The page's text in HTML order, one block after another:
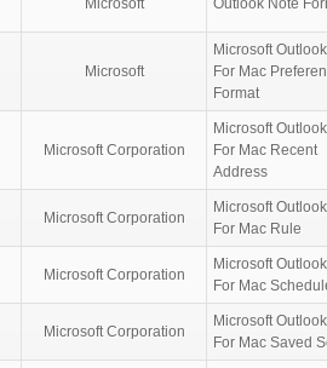
Microsoft Outlook Note
Microsoft
Microsoft
For Mac
Format
Microsoft Corporation
Microsoft
For Mac Recent
Address
Microsoft Corporation
Microsoft
For Mac Rule
Microsoft Corporation
Microsoft
For Mac
Microsoft Corporation
Microsoft
For Mac Saved